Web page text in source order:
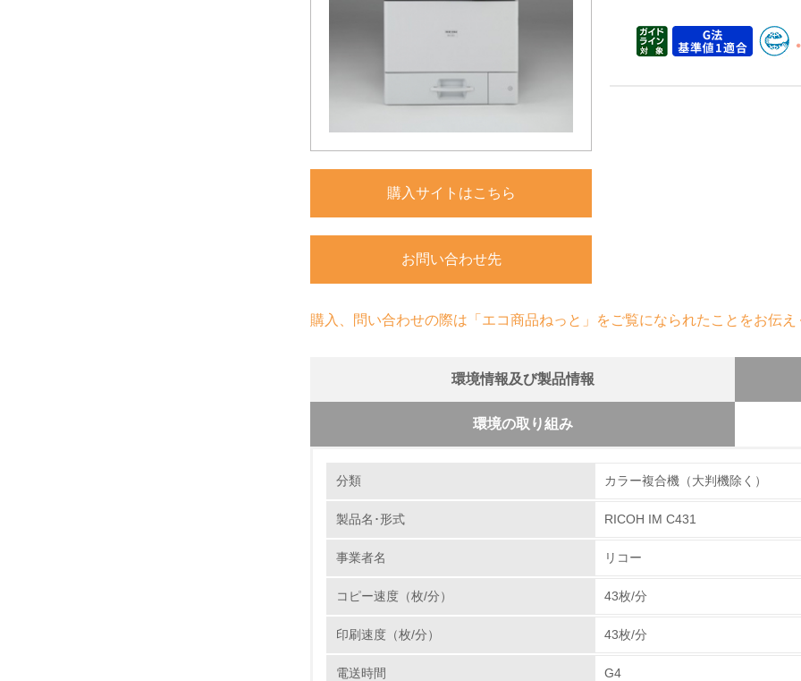
購入サイトはこちら
お問い合わせ先
購入、問い合わせの際は「エコ商品ねっと」をご覧になられたことをお伝え
環境情報及び製品情報
環境の取り組み
1.環境取り組み体制
No.
製品本体とカートリッジの回収・リサイクルのしくみ
集められる使用済み製品をさらに全国１９の回収センターへと輸
サイクル・部品リサイクル・マテリアルリサイクル・ケミカルリ
再資源化率１００％に向けて取り組んでいます。カートリッジで
ートを新たに追加し、リコーグループ全体で積極的に回収を行っ
で選別・分解・分別処理を行ない、新品と同一基準でリサイクル
分類 カラー複合機（大判機除く）
製品名･形式 RICOH IM C431
事業者名 リコー
コピー速度（枚/分） 43枚/分
印刷速度（枚/分） 43枚/分
電送時間 G4